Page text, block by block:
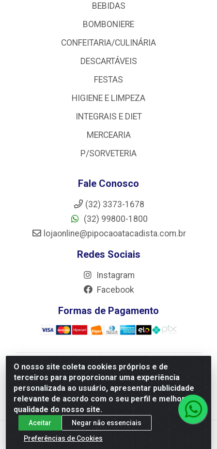
O nosso site coleta cookies próprios e de
terceiros para proporcionar uma experiência
personalizada ao usuário, apresentar publicidade
relevante de acordo com o seu perfil e melhorar a
qualidade do nosso site.
Aceitar
Negar não essenciais
Preferências de Cookies
BEBIDAS
BOMBONIERE
CONFEITARIA/CULINÁRIA
DESCARTÁVEIS
FESTAS
HIGIENE E LIMPEZA
INTEGRAIS E DIET
MERCEARIA
P/SORVETERIA
Fale Conosco
(32) 3373-1678
(32) 99800-1800
lojaonline@pipocaoatacadista.com.br
Redes Sociais
Instagram
Facebook
Formas de Pagamento
JRS Distribuição e Logística LTDA - Rua Antônio do
Sacramento Torga 70, Vila Nossa Senhora de Fatima -
São João Del Rei/MG - CEP 36305-334 - CNPJ
66.194.085/0001-02